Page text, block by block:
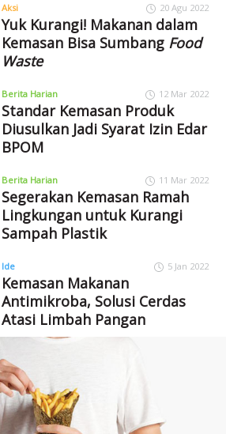
Aksi 20 Agu 2022
Yuk Kurangi! Makanan dalam
Kemasan Bisa Sumbang Food
Waste
Berita Harian 12 Mar 2022
Standar Kemasan Produk
Diusulkan Jadi Syarat Izin Edar
BPOM
Berita Harian 11 Mar 2022
Segerakan Kemasan Ramah
Lingkungan untuk Kurangi
Sampah Plastik
Ide 5 Jan 2022
Kemasan Makanan
Antimikroba, Solusi Cerdas
Atasi Limbah Pangan